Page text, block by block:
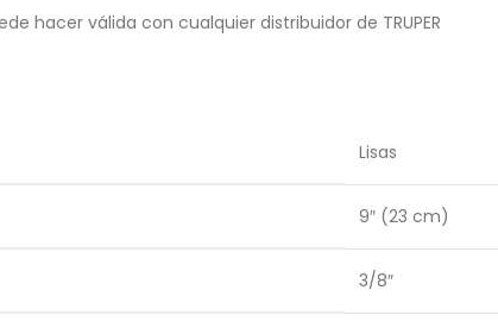
hacer válida con cualquier distribuidor de TRUPER
Lisas
9″ (23 cm)
3/8″